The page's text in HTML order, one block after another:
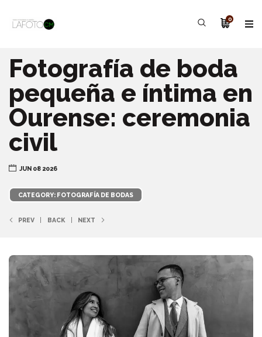
0
Fotografía de boda
pequeña e íntima en
Ourense: ceremonia
civil
JUN 08 2026
CATEGORY: FOTOGRAFÍA DE BODAS
PREV BACK NEXT